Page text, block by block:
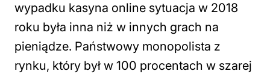
wypadku kasyna online sytuacja w 2018
roku była inna niż w innych grach na
pieniądze. Państwowy monopolista z
rynku, który był w 100 procentach w szarej